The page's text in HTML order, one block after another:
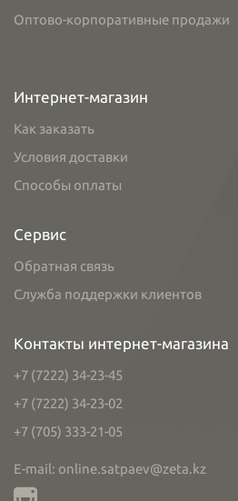
Оптово-корпоративные продажи
Интернет-магазин
Как заказать
Условия доставки
Способы оплаты
Сервис
Обратная связь
Служба поддержки клиентов
Контакты интернет-магазина
+7 (7222) 34-23-45
+7 (7222) 34-23-02
+7 (705) 333-21-05
E-mail: online.satpaev@zeta.kz